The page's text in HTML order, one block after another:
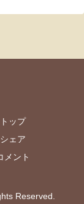
トップ
シェア
メント
Reserved.